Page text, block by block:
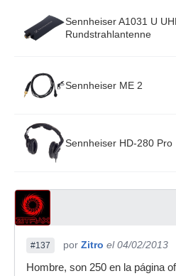
Sennheiser A1031 U
Rundstrahlantenne
Sennheiser ME 2
Sennheiser HD-280 Pro
#137 por Zitro el 04/02/2013
Hombre, son 250 en la página